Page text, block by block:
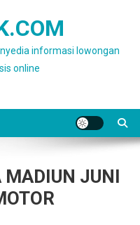
informasi lowongan
online
MADIUN JUNI